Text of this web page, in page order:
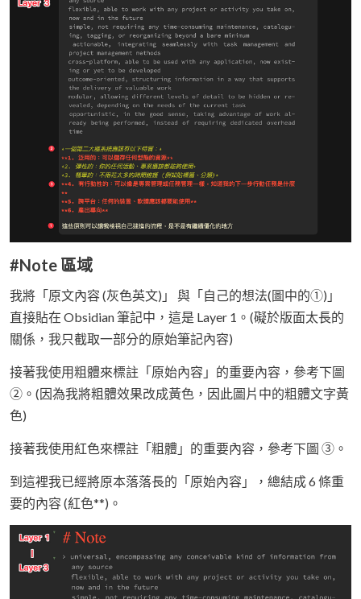
#Note 區域
我將「原文內容 (灰色英文)」 與「自己的想法(圖中的①)」
直接貼在 Obsidian 筆記中，這是 Layer 1。(礙於版面太長的
關係，我只截取一部分的原始筆記內容)
接著我使用粗體來標註「原始內容」的重要內容，參考下圖
②。(因為我將粗體效果改成黃色，因此圖片中的粗體文字黃
色)
接著我使用紅色來標註「粗體」的重要內容，參考下圖 ③。
到這裡我已經將原本落落長的「原始內容」，總結成 6 條重
要的內容 (紅色**)。